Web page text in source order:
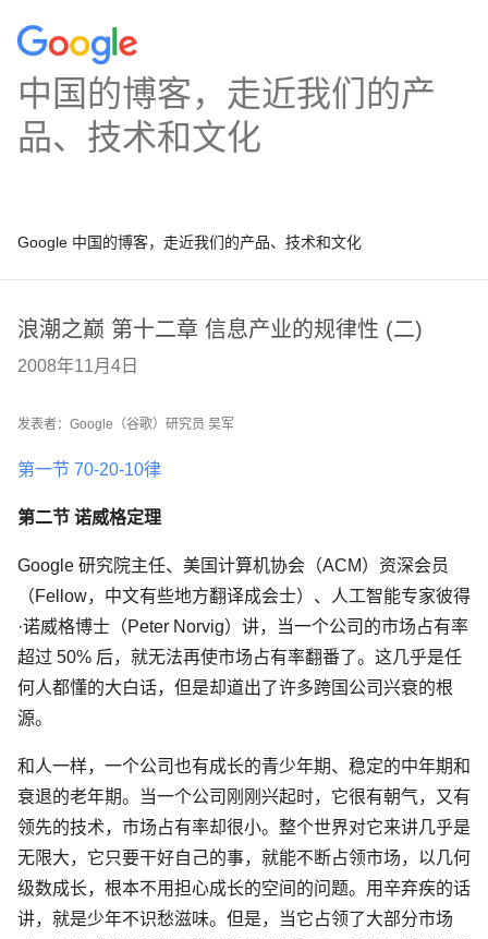
中国的博客，走近我们的产
品、技术和文化
Google 中国的博客，走近我们的产品、技术和文化
浪潮之巅 第十二章 信息产业的规律性 (二)
2008年11月4日
发表者：Google（谷歌）研究员 吴军
第一节 70-20-10律
第二节 诺威格定理
Google 研究院主任、美国计算机协会（ACM）资深会员
（Fellow，中文有些地方翻译成会士）、人工智能专家彼得
·诺威格博士（Peter Norvig）讲，当一个公司的市场占有率
超过 50% 后，就无法再使市场占有率翻番了。这几乎是任
何人都懂的大白话，但是却道出了许多跨国公司兴衰的根
源。
和人一样，一个公司也有成长的青少年期、稳定的中年期和
衰退的老年期。当一个公司刚刚兴起时，它很有朝气，又有
领先的技术，市场占有率却很小。整个世界对它来讲几乎是
无限大，它只要干好自己的事，就能不断占领市场，以几何
级数成长，根本不用担心成长的空间的问题。用辛弃疾的话
讲，就是少年不识愁滋味。但是，当它占领了大部分市场